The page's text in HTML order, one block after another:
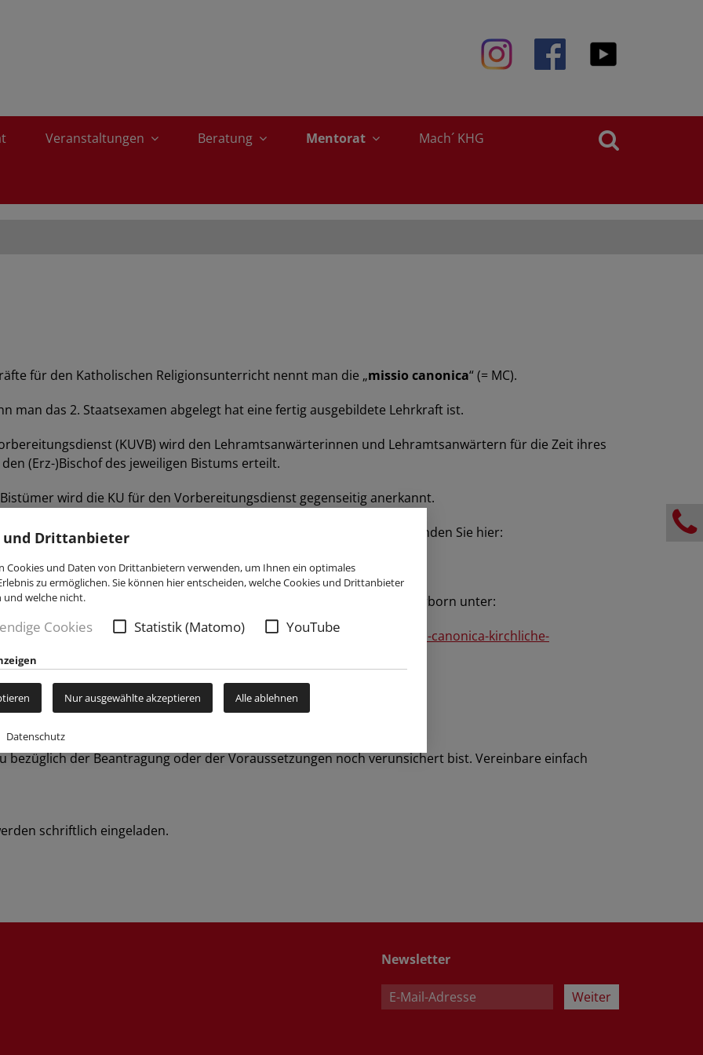
und Drittanbieter
Cookies und Daten von Drittanbietern verwenden, um Ihnen ein optimales
zu ermöglichen. Sie können hier entscheiden, welche Cookies und Drittanbieter
und welche nicht.
Cookies Statistik (Matomo) YouTube
Nur ausgewählte akzeptieren Alle ablehnen
Datenschutz
Veranstaltungen Beratung Mentorat Mach´ KHG
für den Katholischen Religionsunterricht nennt man die „missio canonica“ (= MC).
man das 2. Staatsexamen abgelegt hat eine fertig ausgebildete Lehrkraft ist.
(KUVB) wird den Lehramtsanwärterinnen und Lehramtsanwärtern für die Zeit ihres
(Erz-)Bischof des jeweiligen Bistums erteilt.
wird die KU für den Vorbereitungsdienst gegenseitig anerkannt.
der Kirchlichen Unterrichtserlaubnis für den Vorbereitungsdienst finden Sie hier:
Unterrichtserlaubnis für den Vorbereitungsdienst im Erzbistum Paderborn unter:
religionsunterricht/missio-canonica/antragsformulare-missio-canonica-kirchliche-
religionsunterricht/missio-canonica/
bezüglich der Beantragung oder der Voraussetzungen noch verunsichert bist. Vereinbare einfach
schriftlich eingeladen.
Newsletter
Weiter